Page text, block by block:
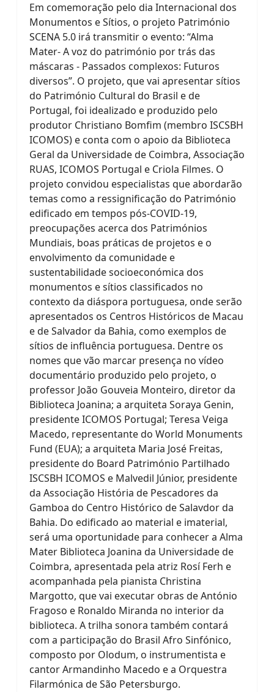
Em comemoração pelo dia Internacional dos
Monumentos e Sítios, o projeto Património
SCENA 5.0 irá transmitir o evento: “Alma
Mater- A voz do património por trás das
máscaras - Passados complexos: Futuros
diversos”. O projeto, que vai apresentar sítios
do Património Cultural do Brasil e de
Portugal, foi idealizado e produzido pelo
produtor Christiano Bomfim (membro ISCSBH
ICOMOS) e conta com o apoio da Biblioteca
Geral da Universidade de Coimbra, Associação
RUAS, ICOMOS Portugal e Criola Filmes. O
projeto convidou especialistas que abordarão
temas como a ressignificação do Património
edificado em tempos pós-COVID-19,
preocupações acerca dos Patrimónios
Mundiais, boas práticas de projetos e o
envolvimento da comunidade e
sustentabilidade socioeconómica dos
monumentos e sítios classificados no
contexto da diáspora portuguesa, onde serão
apresentados os Centros Históricos de Macau
e de Salvador da Bahia, como exemplos de
sítios de influência portuguesa. Dentre os
nomes que vão marcar presença no vídeo
documentário produzido pelo projeto, o
professor João Gouveia Monteiro, diretor da
Biblioteca Joanina; a arquiteta Soraya Genin,
presidente ICOMOS Portugal; Teresa Veiga
Macedo, representante do World Monuments
Fund (EUA); a arquiteta Maria José Freitas,
presidente do Board Património Partilhado
ISCSBH ICOMOS e Malvedil Júnior, presidente
da Associação História de Pescadores da
Gamboa do Centro Histórico de Salavdor da
Bahia. Do edificado ao material e imaterial,
será uma oportunidade para conhecer a Alma
Mater Biblioteca Joanina da Universidade de
Coimbra, apresentada pela atriz Rosí Ferh e
acompanhada pela pianista Christina
Margotto, que vai executar obras de António
Fragoso e Ronaldo Miranda no interior da
biblioteca. A trilha sonora também contará
com a participação do Brasil Afro Sinfónico,
composto por Olodum, o instrumentista e
cantor Armandinho Macedo e a Orquestra
Filarmónica de São Petersburgo.